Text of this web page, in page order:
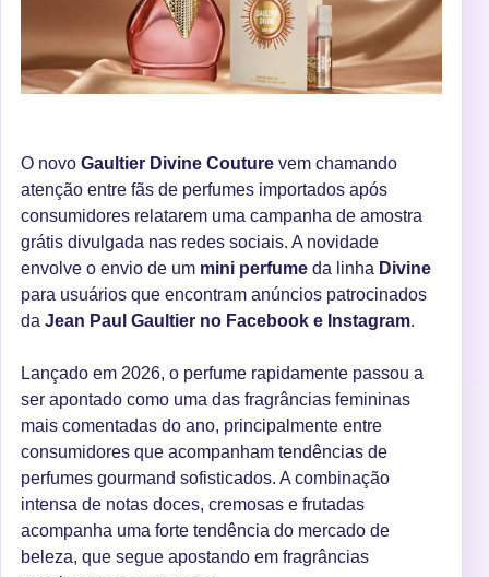
O novo Gaultier Divine Couture vem chamando
atenção entre fãs de perfumes importados após
consumidores relatarem uma campanha de amostra
grátis divulgada nas redes sociais. A novidade
envolve o envio de um mini perfume da linha Divine
para usuários que encontram anúncios patrocinados
da Jean Paul Gaultier no Facebook e Instagram.
Lançado em 2026, o perfume rapidamente passou a
ser apontado como uma das fragrâncias femininas
mais comentadas do ano, principalmente entre
consumidores que acompanham tendências de
perfumes gourmand sofisticados. A combinação
intensa de notas doces, cremosas e frutadas
acompanha uma forte tendência do mercado de
beleza, que segue apostando em fragrâncias